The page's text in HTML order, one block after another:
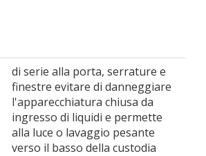
di serie alla porta, serrature e
finestre evitare di danneggiare
l'apparecchiatura chiusa da
ingresso di liquidi e permette
alla luce o lavaggio pesante
verso il basso della custodia